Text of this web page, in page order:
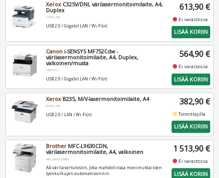
Xerox C325V/DNI, värilasermonitoimilaite, A4,
Duplex
C325V_DNI
USB 2.0 / Gigabit LAN / Wi-Fi(n)
613,90 €
fiber_manual_record Ei varastossa
LISÄÄ KORIIN
Canon i-SENSYS MF752Cdw -
värilasermonitoimilaite, A4, Duplex,
valkoinen/musta
5455C012
USB 2.0 / Gigabit LAN / Wi-Fi(n)
564,90 €
fiber_manual_record Ei varastossa
LISÄÄ KORIIN
Xerox B235, M/V-lasermonitoimilaite, A4
B235V_DNI
USB 2.0 / LAN / Wi-Fi(n)
382,90 €
fiber_manual_recordToimittajilla
LISÄÄ KORIIN
Brother MFC-L9630CDN,
värilasermonitoimilaite, A4, valkoinen
MFCL9630CDNRE1
A4-värilasertulostin, joka mahdollistaa monimutkaisten
työnkulkujen automatisoinnin.
1 513,90 €
fiber_manual_record Ei varastossa
LISÄÄ KORIIN